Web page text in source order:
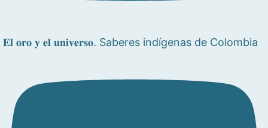
𝐄𝐥 𝐨𝐫𝐨 𝐲 𝐞𝐥 𝐮𝐧𝐢𝐯𝐞𝐫𝐬𝐨. Saberes indígenas de Colombia